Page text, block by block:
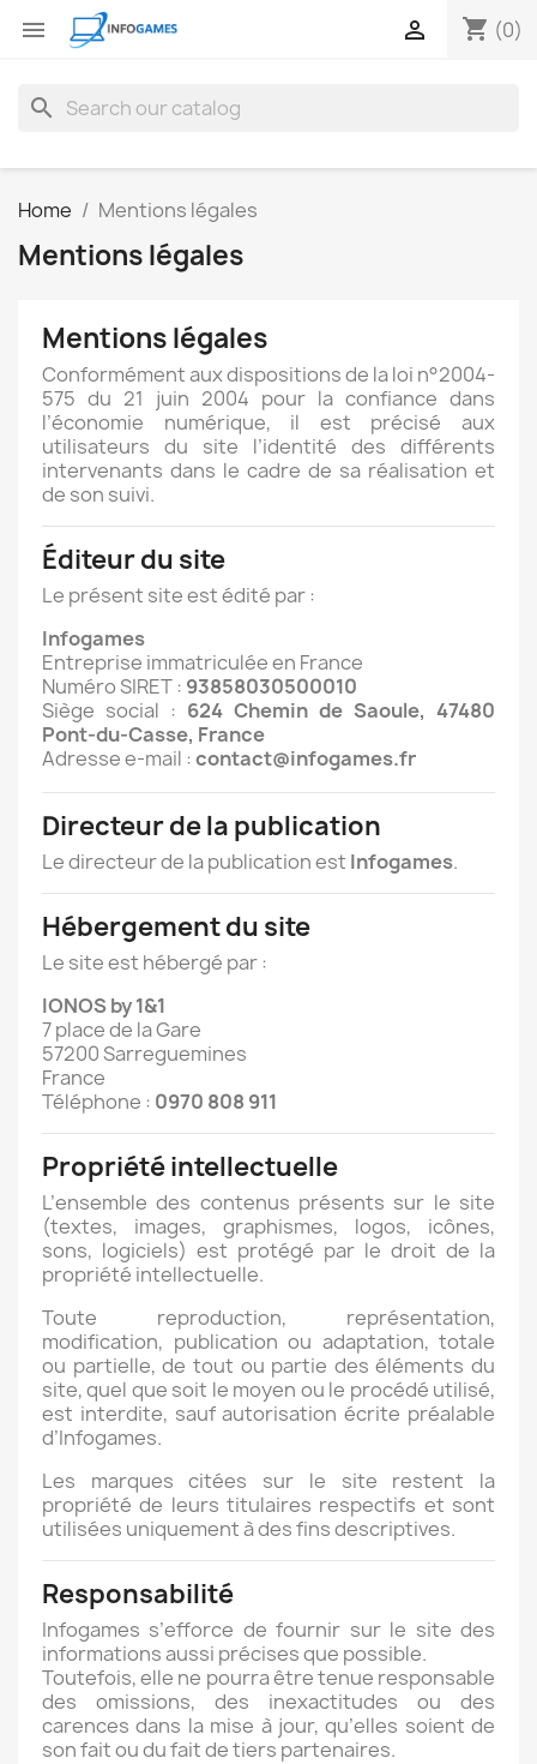
 shopping_cart (0)

search
Home Mentions légales
Mentions légales
Mentions légales
Conformément aux dispositions de la loi n°2004-
575 du 21 juin 2004 pour la confiance dans
l’économie numérique, il est précisé aux
utilisateurs du site l’identité des différents
intervenants dans le cadre de sa réalisation et
de son suivi.
Éditeur du site
Le présent site est édité par :
Infogames
Entreprise immatriculée en France
Numéro SIRET : 93858030500010
Siège social : 624 Chemin de Saoule, 47480
Pont-du-Casse, France
Adresse e-mail :contact@infogames.fr
Directeur de la publication
Le directeur de la publication est Infogames.
Hébergement du site
Le site est hébergé par :
IONOS by 1&1
7 place de la Gare
57200 Sarreguemines
France
Téléphone : 0970 808 911
Propriété intellectuelle
L’ensemble des contenus présents sur le site
(textes, images, graphismes, logos, icônes,
sons, logiciels) est protégé par le droit de la
propriété intellectuelle.
Toute reproduction, représentation,
modification, publication ou adaptation, totale
ou partielle, de tout ou partie des éléments du
site, quel que soit le moyen ou le procédé utilisé,
est interdite, sauf autorisation écrite préalable
d’Infogames.
Les marques citées sur le site restent la
propriété de leurs titulaires respectifs et sont
utilisées uniquement à des fins descriptives.
Responsabilité
Infogames s’efforce de fournir sur le site des
informations aussi précises que possible.
Toutefois, elle ne pourra être tenue responsable
des omissions, des inexactitudes ou des
carences dans la mise à jour, qu’elles soient de
son fait ou du fait de tiers partenaires.